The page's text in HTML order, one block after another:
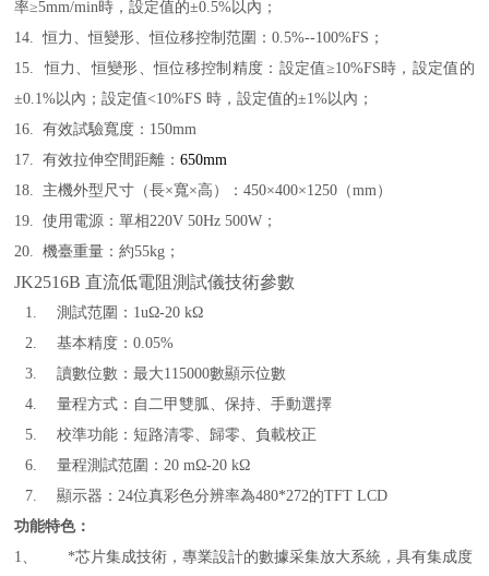
率≥5mm/min時，設定值的±0.5%以內；
14.
恒力、恒變形、恒位移控制范圍：0.5%--100%FS ；
15.
恒力、恒變形、恒位移控制精度：設定值≥10%FS時，設定值的
±0.1%以內；設定值<10%FS 時，設定值的±1%以內；
16.
有效試驗寬度： 150mm
17.
有效拉伸空間距離：650mm
18.
主機外型尺寸（長×寬×高）：450×400×1250 （mm）
19.
使用電源：單相220V 50Hz 500W ；
20.
機臺重量：約55kg ；
JK2516B 直流低電阻測試儀技術參數
1. 測試范圍： 1uΩ-20 kΩ
2.
基本精度：0.05%
3.
讀數位數：最大115000數顯示位數
4.
量程方式：自二甲雙胍、保持、手動選擇
5.
校準功能：短路清零、歸零、負載校正
6.
量程測試范圍：20 mΩ-20 kΩ
7.
顯示器：24位真彩色分辨率為480*272的TFT LCD
功能特色：
1、
*芯片集成技術，專業設計的數據采集放大系統，具有集成度